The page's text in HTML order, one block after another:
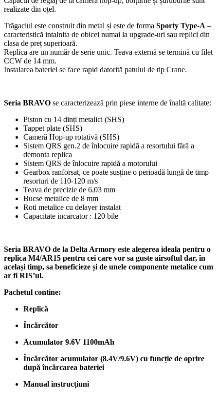
realizate din oțel.
Trăgaciul este construit din metal și este de forma Sporty Type-A –
caracteristică intalnita de obicei numai la upgrade-uri sau replici din
clasa de preț superioară.
Replica are un număr de serie unic. Teava externă se termină cu filet
CCW de 14 mm.
Instalarea bateriei se face rapid datorită patului de tip Crane.
Seria BRAVO se caracterizează prin piese interne de înaltă calitate:
Piston cu 14 dinți metalici (SHS)
Tappet plate (SHS)
Cameră Hop-up rotativă (SHS)
Sistem QRS gen.2 de înlocuire rapidă a resortului fără a
demonta replica
Sistem QRS de înlocuire rapidă a motorului
Gearbox ranforsat, ce poate susține o perioadă lungă de timp
resorturi de 110-120 m/s
Teava de precizie de 6,03 mm
Bucse metalice de 8 mm
Roti metalice cu delayer instalat
Capacitate incarcator : 120 bile
Seria BRAVO de la Delta Armory este alegerea ideala pentru o
replica M4/AR15 pentru cei care vor sa guste airsoftul dar, în
același timp, sa beneficieze și de unele componente metalice cum
ar fi RIS’ul.
Pachetul contine:
Replică
Încărcător
Acumulator 9.6V 1100mAh
Încărcător acumulator (8.4V/9.6V) cu funcție de oprire
după încărcarea bateriei
Manual instrucțiuni